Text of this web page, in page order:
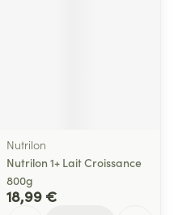
Nutrilon
Nutrilon 1+ Lait Croissance
800g
18,99 €